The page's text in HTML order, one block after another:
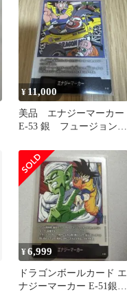
¥ 11,000
美品 エナジーマーカー
E-53 銀 フュージョンワ
¥6,999
ドラゴンボールカード エ
ナジーマーカー E-51銀16